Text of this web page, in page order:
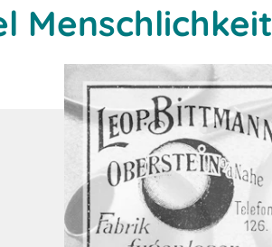
Menschlichkeit